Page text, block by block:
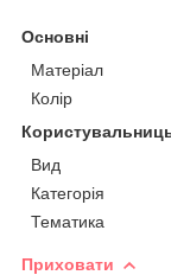
Основні
Матеріал
Колір
Вид
Категорія
Тематика
Приховати